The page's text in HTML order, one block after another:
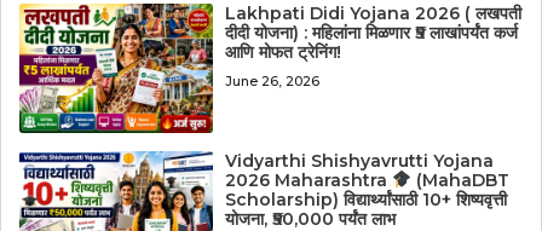
Lakhpati Didi Yojana 2026 ( लखपती
दीदी योजना) : महिलांना मिळणार ₹5 लाखांपर्यंत कर्ज
आणि मोफत ट्रेनिंग!
June 26, 2026
Vidyarthi Shishyavrutti Yojana
2026 Maharashtra
(MahaDBT
Scholarship) विद्यार्थ्यांसाठी 10+ शिष्यवृत्ती
योजना, ₹50,000 पर्यंत लाभ